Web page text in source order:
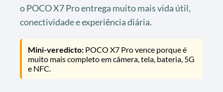
o POCO X7 Pro entrega muito mais vida útil,
conectividade e experiência diária.
Mini-veredicto: POCO X7 Pro vence porque é
muito mais completo em câmera, tela, bateria, 5G
e NFC.